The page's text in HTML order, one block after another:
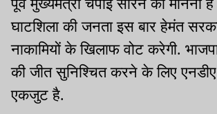
पूर्व मुख्यमंत्री चंपाई सोरेन का मानना
घाटशिला की जनता इस बार हेमंत
नाकामियों के खिलाफ वोट करेगी.
की जीत सुनिश्चित करने के लिए
एकजुट है.